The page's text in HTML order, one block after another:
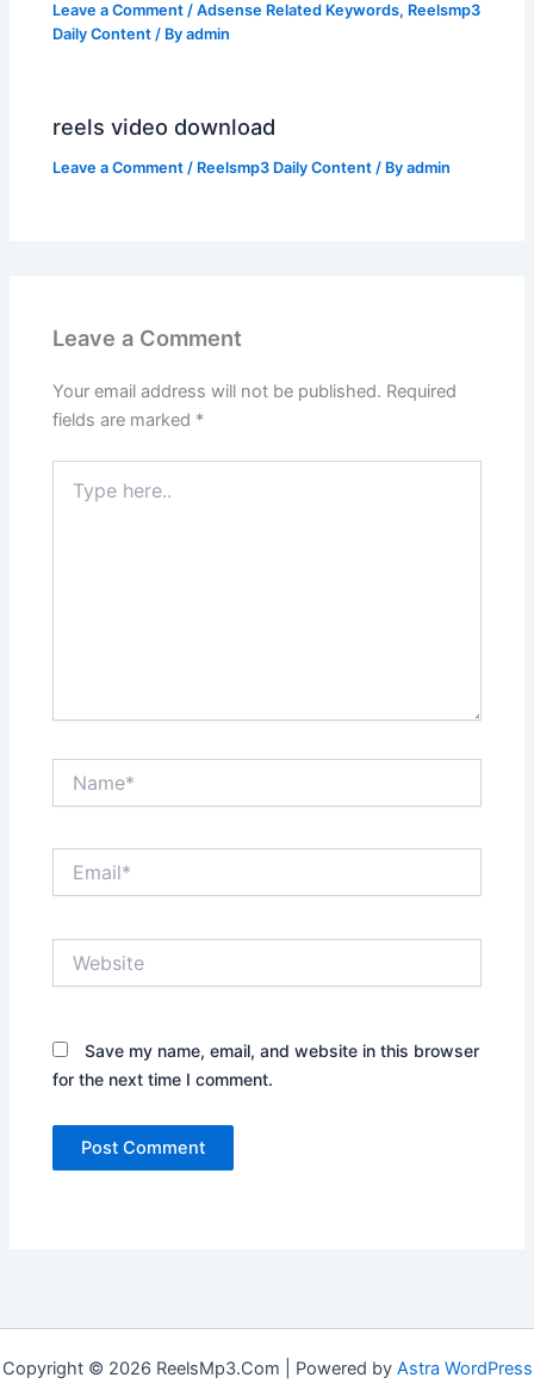
Leave a Comment /Adsense Related Keywords, Reelsmp3
Daily Content / Byadmin
reels video download
Leave a Comment / Reelsmp3 Daily Content / Byadmin
Leave a Comment
Your email address will not be published. Required
fields are marked *
here..
Save my name, email, and website in this browser
for the next time I comment.
Copyright © 2026 ReelsMp3.Com | Powered by Astra WordPress